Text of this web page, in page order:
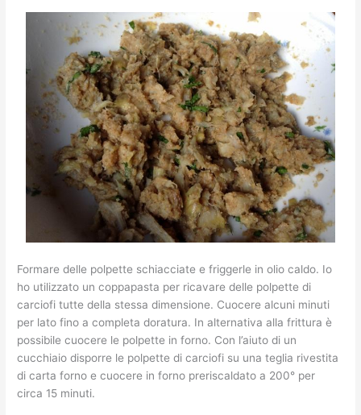
Formare delle polpette schiacciate e friggerle in olio caldo. Io
ho utilizzato un coppapasta per ricavare delle polpette di
carciofi tutte della stessa dimensione. Cuocere alcuni minuti
per lato fino a completa doratura. In alternativa alla frittura è
possibile cuocere le polpette in forno. Con l’aiuto di un
cucchiaio disporre le polpette di carciofi su una teglia rivestita
di carta forno e cuocere in forno preriscaldato a 200° per
circa 15 minuti.